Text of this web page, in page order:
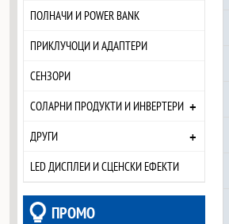
ПОЛНАЧИ И POWER BANK
ПРИКЛУЧОЦИ И АДАПТЕРИ
СЕНЗОРИ
СОЛАРНИ ПРОДУКТИ И ИНВЕРТЕРИ +
ДРУГИ +
LED ДИСПЛЕИ И СЦЕНСКИ ЕФЕКТИ
ПРОМО